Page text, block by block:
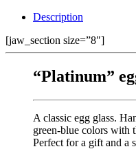
Description
[jaw_section size=”8″]
“Platinum”
A classic egg glass.
green-blue colors with
Perfect for a gift and a